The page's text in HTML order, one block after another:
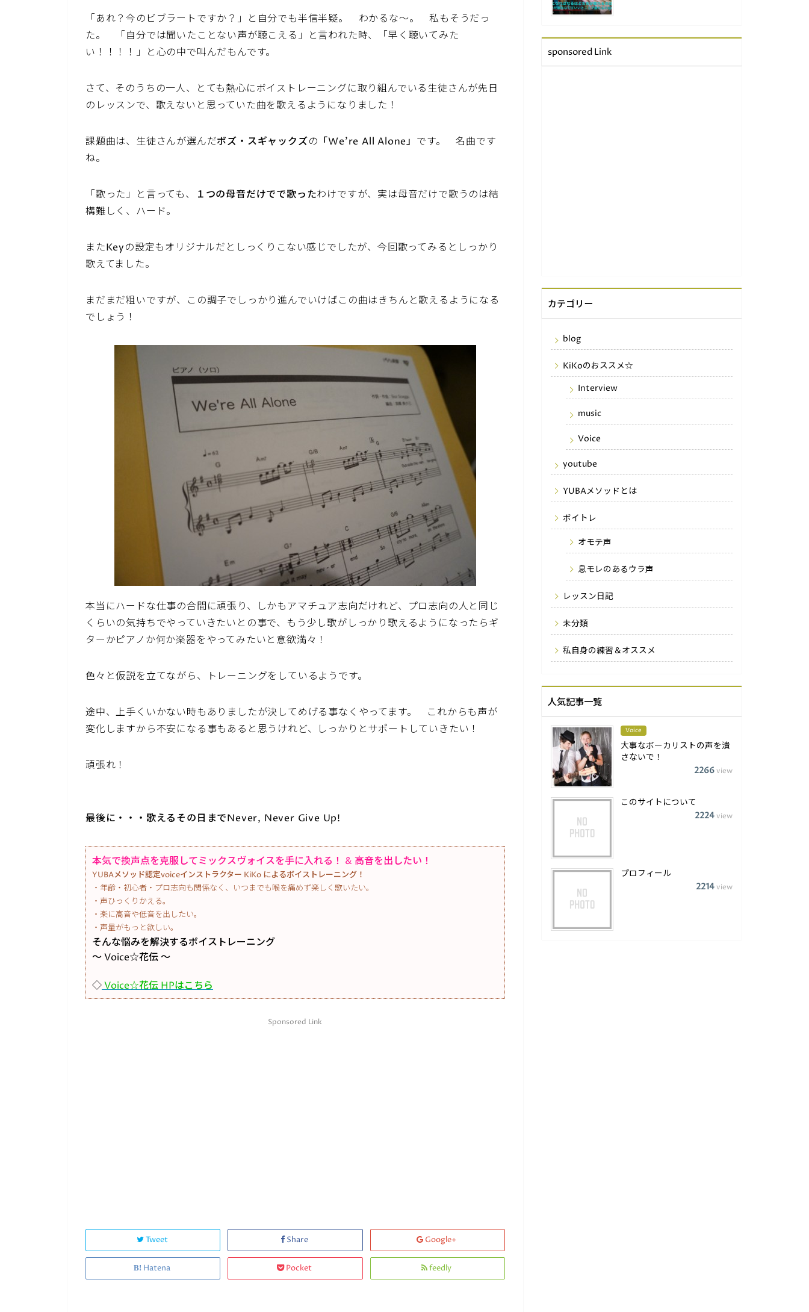
「あれ？今のビブラートですか？」と自分でも半信半疑。 わかるな〜。 私もそうだっ
た。 「自分では聞いたことない声が聴こえる」と言われた時、「早く聴いてみた
い！！！！」と心の中で叫んだもんです。
さて、そのうちの一人、とても熱心にボイストレーニングに取り組んでいる生徒さんが先日
のレッスンで、歌えないと思っていた曲を歌えるようになりました！
課題曲は、生徒さんが選んだボズ・スギャックズの 「We’re All Alone」 です。 名曲です
ね。
「歌った」と言っても、 １つの母音だけでで歌ったわけですが、実は母音だけで歌うのは結
構難しく、ハード。
またKeyの設定もオリジナルだとしっくりこない感じでしたが、今回歌ってみるとしっかり
歌えてました。
まだまだ粗いですが、この調子でしっかり進んでいけばこの曲はきちんと歌えるようになる
でしょう！
本当にハードな仕事の合間に頑張り、しかもアマチュア志向だけれど、プロ志向の人と同じ
くらいの気持ちでやっていきたいとの事で、もう少し歌がしっかり歌えるようになったらギ
ターかピアノか何か楽器をやってみたいと意欲満々！
色々と仮説を立てながら、トレーニングをしているようです。
途中、上手くいかない時もありましたが決してめげる事なくやってます。 これからも声が
変化しますから不安になる事もあると思うけれど、しっかりとサポートしていきたい！
頑張れ！
最後に・・・歌えるその日までNever, Never Give Up!
本気で換声点を克服してミックスヴォイスを手に入れる！ & 高音を出したい！
YUBAメソッド認定voiceインストラクター KiKo によるボイストレーニング！
・年齢・初心者・プロ志向も関係なく、いつまでも喉を痛めず楽しく歌いたい。
・声ひっくりかえる。
・楽に高音や低音を出したい。
・声量がもっと欲しい。
そんな悩みを解決するボイストレーニング
～ Voice☆花伝 ～
◇Voice☆花伝 HPはこちら
Sponsored Link
Tweet Share Google+
Hatena Pocket feedly
sponsored Link
カテゴリー
blog
KiKoのおススメ☆
Interview
music
Voice
youtube
YUBAメソッドとは
ボイトレ
オモテ声
息モレのあるウラ声
レッスン日記
未分類
私自身の練習＆オススメ
人気記事一覧
Voice
大事なボーカリストの声を潰
さないで！
2266view
このサイトについて
2224view
プロフィール
2214view